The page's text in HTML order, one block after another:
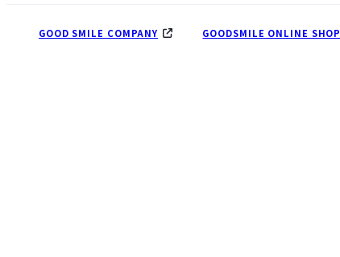
GOOD SMILE COMPANY GOODSMILE ONLINE SHOP